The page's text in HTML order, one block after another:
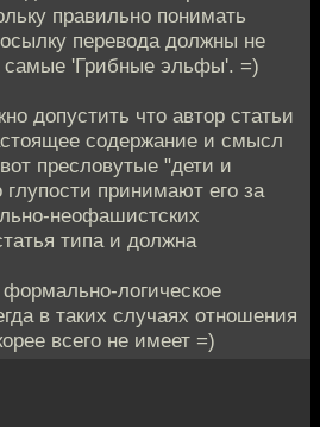
правильно понимать
перевода должны не
самые 'Грибные эльфы'. =)
допустить что автор статьи
содержание и смысл
пресловутые "дети и
глупости принимают его за
неофашистских
типа и должна
формально-логическое
в таких случаях отношения
всего не имеет =)